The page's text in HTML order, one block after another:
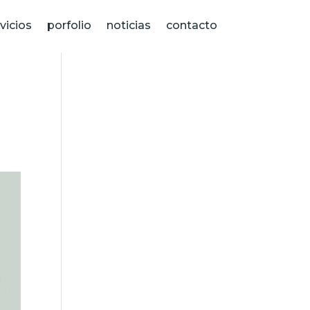
porfolio noticias contacto